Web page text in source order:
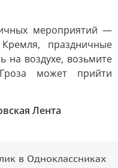
мероприятий —
праздничные
на воздухе, возьмите
может прийти
Лента
в Одноклассниках